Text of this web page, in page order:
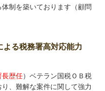
制を築いております（顧問
よる税務署高対応能力
長歴任）ベテラン国税ＯＢ税
、 難解な案件に関して強力